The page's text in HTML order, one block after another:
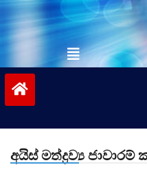
අයිස් මත්ද්‍රව්‍ය